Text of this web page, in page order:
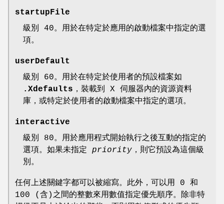
startupFile
級別 40。用於在特定於應用的啟動檔案中指定的選
項。
userDefault
級別 60。用於在特定於使用者的預設檔案如
.Xdefaults ，裝載到 X 伺服器內的資源資料
庫，或特定於使用者的啟動檔案中指定的選項。
interactive
級別 80。用於應用程式開始執行之後互動的指定的
選項。如果未指定 priority ，則它預設為這個級
別。
任何上述關鍵字都可以被縮寫。此外，可以用 0 和
100 (含)之間的整數來用數值指定優先順序。除非特